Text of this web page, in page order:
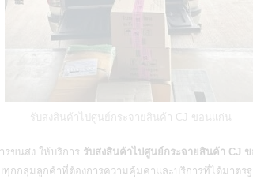
รับส่งสินค้าไปศูนย์กระจายสินค้า CJ ขอนแก่น
รขนส่ง ให้บริการ รับส่งสินค้าไปศูนย์กระจายสินค้า CJ
กกลุ่มลูกค้าที่ต้องการความคุ้มค่าและบริการที่ได้มาตร